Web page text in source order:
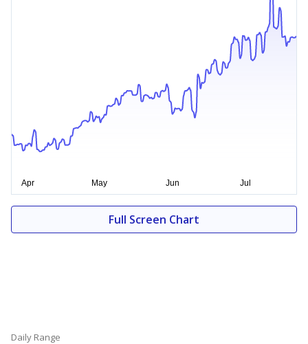
Full Screen Chart
Daily Range